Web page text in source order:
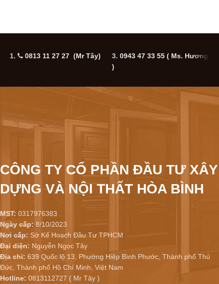
1. 0813 11 27 27 (Mr Tây) 3. 0943 47 33 55 ( Ms. Hương
)
CÔNG TY CỔ PHẦN ĐẦU TƯ XÂY
DỰNG VÀ NỘI THẤT HÒA BÌNH
MST: 0317976383
Ngày cấp:8/10/2023
Nơi cấp: Sở Kế Hoạch Đầu Tư TPHCM
Đại diện: Nguyễn Ngọc Tây
Địa chỉ: 639 Quốc lộ 13, Phường Hiệp Bình Phước, Thành phố Thủ
Đức, Thành phố Hồ Chí Minh, Việt Nam
Hotline: 0813112727 ( Mr Tây )